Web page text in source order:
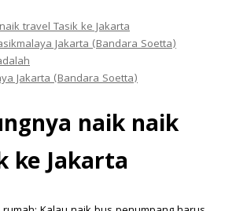
travel Tasik ke Jakarta
Jakarta (Bandara Soetta)
Jakarta (Bandara Soetta)
naik naik
ke Jakarta